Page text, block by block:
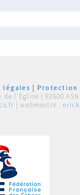
légales
Protection
de l'Eglise | 92600
| webmestre :